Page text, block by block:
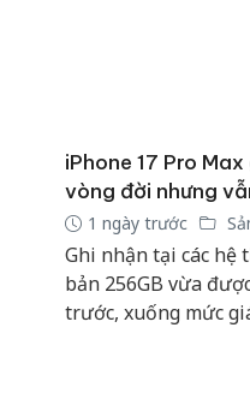
iPhone 17 Pro
vòng đời nhưng
1 ngày trước
Ghi nhận tại các hệ
bản 256GB vừa
trước, xuống mức